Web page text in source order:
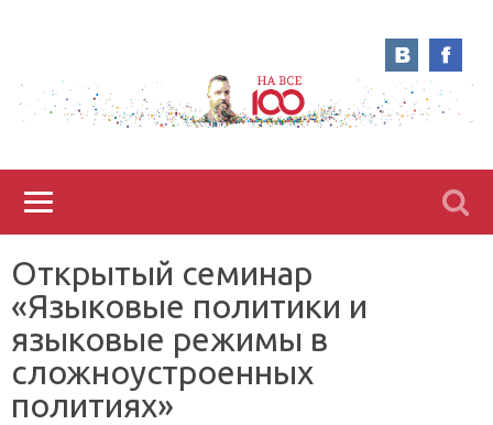
Открытый семинар
«Языковые политики и
языковые режимы в
сложноустроенных
политиях»